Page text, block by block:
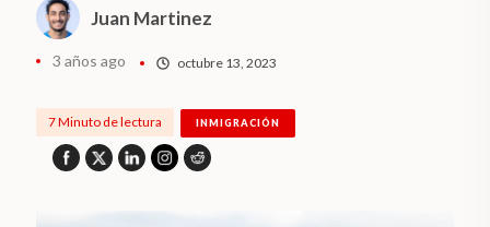
Juan Martinez
3 años ago octubre 13, 2023
7 Minuto de lectura INMIGRACIÓN